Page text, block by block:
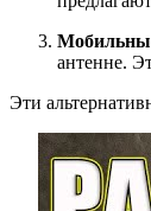
антенне.
Эти